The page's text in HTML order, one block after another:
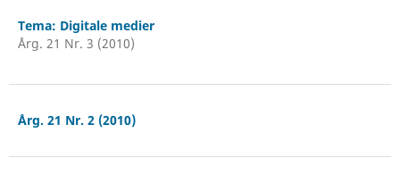
Tema: Digitale medier
Årg. 21 Nr. 3 (2010)
Årg. 21 Nr. 2 (2010)